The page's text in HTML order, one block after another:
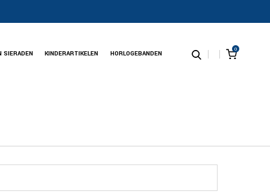
0
SIERADEN KINDERARTIKELEN HORLOGEBANDEN